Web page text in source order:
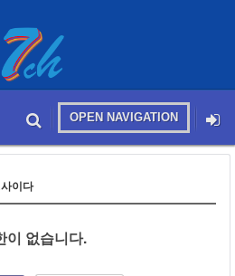
OPEN NAVIGATION
이다
이 없습니다.